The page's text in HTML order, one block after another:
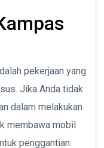
pekerjaan yang
Jika Anda tidak
dalam melakukan
membawa mobil
penggantian